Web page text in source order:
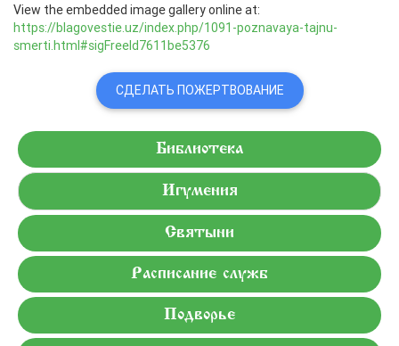
View the embedded image gallery online at:
https://blagovestie.uz/index.php/1091-poznavaya-tajnu-
smerti.html#sigFreeId7611be5376
СДЕЛАТЬ ПОЖЕРТВОВАНИЕ
Библиотека
Игумения
Святыни
Расписание служб
Подворье